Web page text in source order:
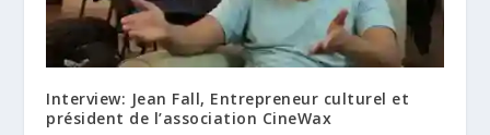
Interview: Jean Fall, Entrepreneur culturel et
président de l’association CineWax